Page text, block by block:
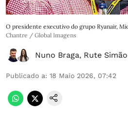
O presidente executivo do grupo Ryanair,
Chantre / Global Imagens
Nuno Braga, Rute Simão
Publicado a: 18 Maio 2026, 07:42